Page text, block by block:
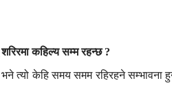
शरिरमाकहिल्यसम्मरहन्छ?
भनेत्यो केहिसमयसममरहिरहनेसम्भावना